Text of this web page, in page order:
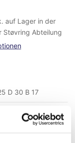
auf Lager in der
Støvring Abteilung
D 30 B 17